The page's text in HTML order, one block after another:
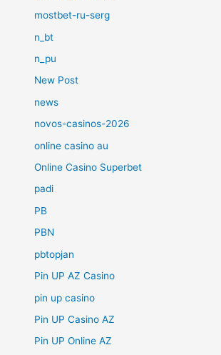
mostbet-ru-serg
n_bt
n_pu
New Post
news
novos-casinos-2026
online casino au
Online Casino Superbet
padi
PB
PBN
pbtopjan
Pin UP AZ Casino
pin up casino
Pin UP Casino AZ
Pin UP Online AZ